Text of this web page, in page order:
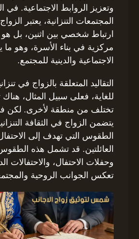
وتعزيز الروابط الاجتماعية. في
المجتمعات التنزانية، يعتبر
ارتباط شخصي بين اثنين، بل
مركزية في بناء الأسرة، وهو
الاجتماعية والدينية للمجتمع.
التقاليد المتعلقة بالزواج في
للغاية، فعلى سبيل المثال، هناك
تختلف من منطقة لأخرى. لكن
يتضمن الزواج في الثقافة
الطقوس التي تهدف إلى الاحتفال
العائلتين. قد تشمل هذه الطقوس
وحفلات الاحتفال، والاحتفالات
تعكس الجوانب الروحية